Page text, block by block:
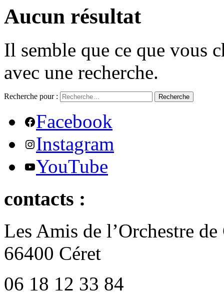
Aucun résultat
Il semble que ce que vous
avec une recherche.
Recherche pour : Recherche
Facebook
Instagram
YouTube
contacts :
Les Amis de l’Orchestre
66400 Céret
06 18 12 33 84